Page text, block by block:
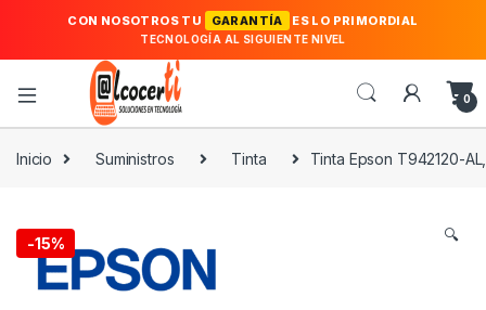
CON NOSOTROS TU GARANTÍA ES LO PRIMORDIAL
TECNOLOGÍA AL SIGUIENTE NIVEL
0
Inicio Suministros Tinta Tinta Epson T942120-
-15% 🔍